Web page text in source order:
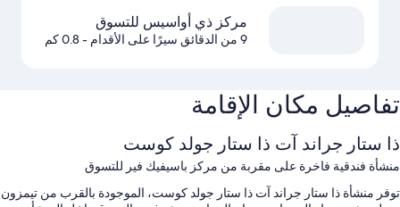
مركز ذي أواسيس للتسوق
9 من الدقائق سيرًا على الأقدام - 0.8 كم
تفاصيل مكان الإقامة
ذا ستار جراند آت ذا ستار جولد كوست
منشأة فندقية فاخرة على مقربة من مركز باسيفيك فير للتسوق
توفر منشأة ذا ستار جراند آت ذا ستار جولد كوست، الموجودة بالقرب من تيمزون